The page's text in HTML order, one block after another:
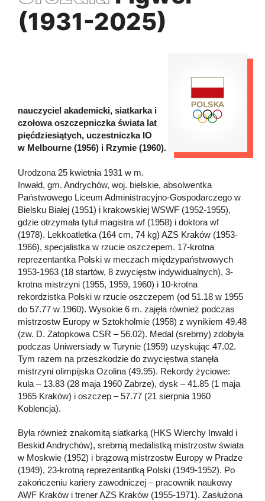
(1931-2025)
nauczyciel akademicki, siatkarka i
czołowa oszczepniczka świata lat
pięćdziesiątych, uczestniczka IO
w Melbourne (1956) i Rzymie (1960).
Urodzona 25 kwietnia 1931 w m.
Inwałd, gm. Andrychów, woj. bielskie, absolwentka
Państwowego Liceum Administracyjno-Gospodarczego w
Bielsku Białej (1951) i krakowskiej WSWF (1952-1955),
gdzie otrzymała tytuł magistra wf (1958) i doktora wf
(1978). Lekkoatletka (164 cm, 74 kg) AZS Kraków (1953-
1966), specjalistka w rzucie oszczepem. 17-krotna
reprezentantka Polski w meczach międzypaństwowych
1953-1963 (18 startów, 8 zwycięstw indywidualnych), 3-
krotna mistrzyni (1955, 1959, 1960) i 10-krotna
rekordzistka Polski w rzucie oszczepem (od 51.18 w 1955
do 57.77 w 1960). Wysokie 6 m. zajęła również podczas
mistrzostw Europy w Sztokholmie (1958) z wynikiem 49.48
(zw. D. Zatopkowa CSR – 56.02). Medal (srebrny) zdobyła
podczas Uniwersiady w Turynie (1959) uzyskując 47.02.
Tym razem na przeszkodzie do zwycięstwa stanęła
mistrzyni olimpijska Ozolina (49.95). Rekordy życiowe:
kula – 13.83 (28 maja 1960 Zabrze), dysk – 41.85 (1 maja
1965 Kraków) i oszczep – 57.77 (21 sierpnia 1960
Koblencja).
Była również znakomitą siatkarką (HKS Wierchy Inwałd i
Beskid Andrychów), srebrną medalistką mistrzostw świata
w Moskwie (1952) i brązową mistrzostw Europy w Pradze
(1949), 23-krotną reprezentantką Polski (1949-1952). Po
zakończeniu kariery zawodniczej – pracownik naukowy
AWF Kraków i trener AZS Kraków (1955-1971). Zasłużona